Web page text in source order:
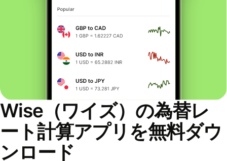
Wise（ワイズ）の為替レ
ート計算アプリを無料ダウ
ンロード